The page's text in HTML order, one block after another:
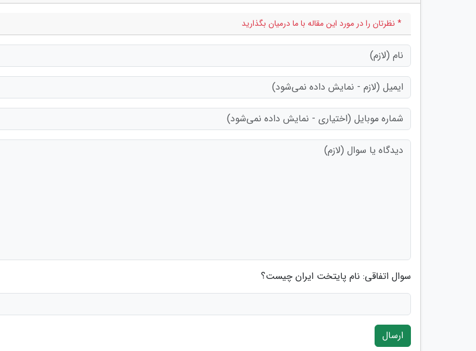
* نظرتان را در مورد این مقاله با ما درمیان بگذارید
سوال اتفاقی: نام پایتخت ایران چیست؟
ارسال